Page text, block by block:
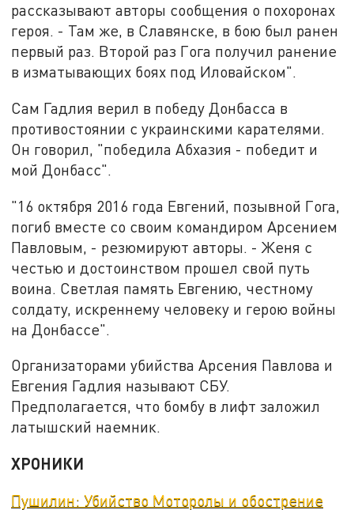
рассказывают авторы сообщения о похоронах
героя. - Там же, в Славянске, в бою был ранен
первый раз. Второй раз Гога получил ранение
в изматывающих боях под Иловайском".
Сам Гадлия верил в победу Донбасса в
противостоянии с украинскими карателями.
Он говорил, "победила Абхазия - победит и
мой Донбасс".
"16 октября 2016 года Евгений, позывной Гога,
погиб вместе со своим командиром Арсением
Павловым, - резюмируют авторы. - Женя с
честью и достоинством прошел свой путь
воина. Светлая память Евгению, честному
солдату, искреннему человеку и герою войны
на Донбассе".
Организаторами убийства Арсения Павлова и
Евгения Гадлия называют СБУ.
Предполагается, что бомбу в лифт заложил
латышский наемник.
ХРОНИКИ
Пушилин: Убийство Моторолы и обострение